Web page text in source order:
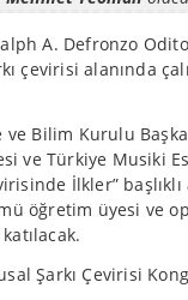
A. Defronzo
çevirisi alanında
ve Bilim Kurulu
ve Türkiye Musiki
İlkler”
öğretim üyesi ve